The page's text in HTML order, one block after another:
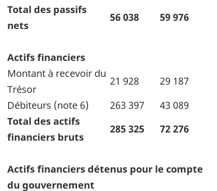
Total des passifs
nets
56 038 59 976
Actifs financiers
Montant à recevoir du
Trésor
21 928
29 187
Débiteurs (note 6)
263 397
43 089
Total des actifs
financiers bruts
285 325 72 276
Actifs financiers détenus pour le compte
du gouvernement